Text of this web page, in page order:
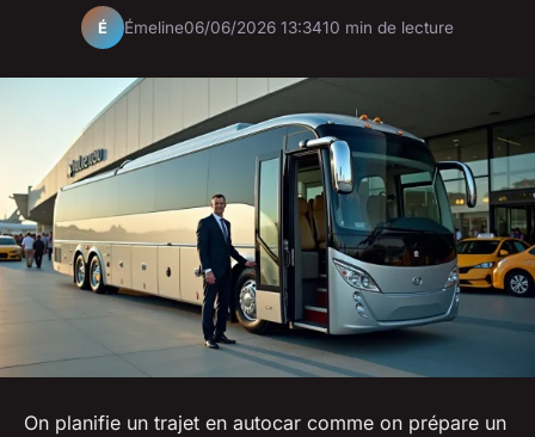
É Émeline06/06/2026 13:3410 min de lecture
On planifie un trajet en autocar comme on prépare un